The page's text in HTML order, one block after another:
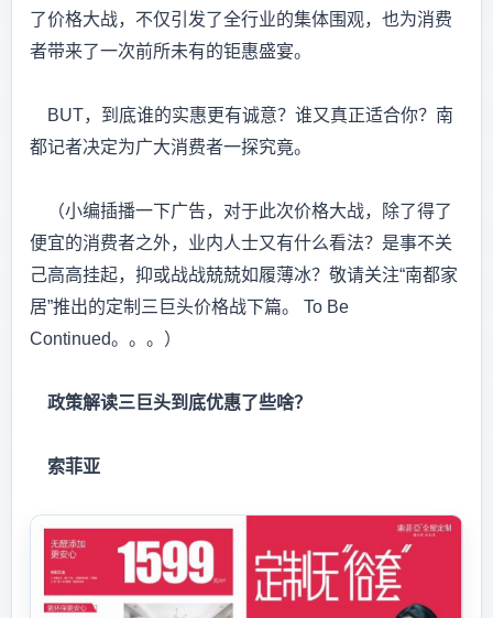
了价格大战，不仅引发了全行业的集体围观，也为消费
者带来了一次前所未有的钜惠盛宴。
BUT，到底谁的实惠更有诚意？谁又真正适合你？南
都记者决定为广大消费者一探究竟。
（小编插播一下广告，对于此次价格大战，除了得了
便宜的消费者之外，业内人士又有什么看法？是事不关
己高高挂起，抑或战战兢兢如履薄冰？敬请关注“南都家
居”推出的定制三巨头价格战下篇。 To Be
Continued。。。）
政策解读三巨头到底优惠了些啥？
索菲亚